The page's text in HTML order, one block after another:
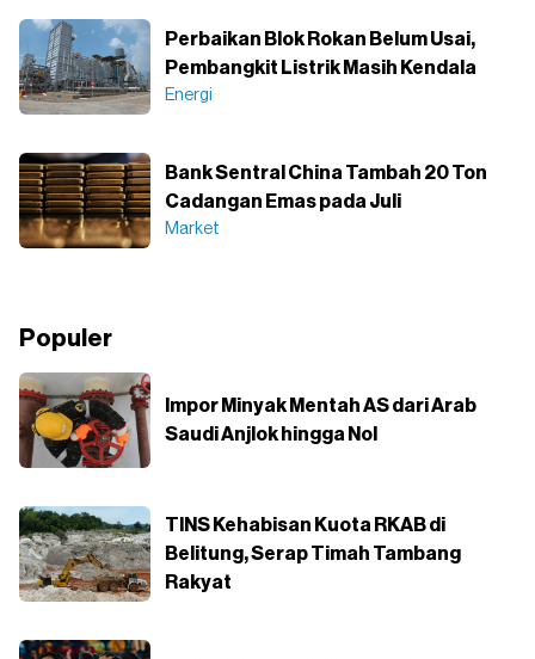
Perbaikan Blok Rokan Belum Usai,
Pembangkit Listrik Masih Kendala
Energi
Bank Sentral China Tambah 20 Ton
Cadangan Emas pada Juli
Market
Populer
Impor Minyak Mentah AS dari Arab
Saudi Anjlok hingga Nol
TINS Kehabisan Kuota RKAB di
Belitung, Serap Timah Tambang
Rakyat